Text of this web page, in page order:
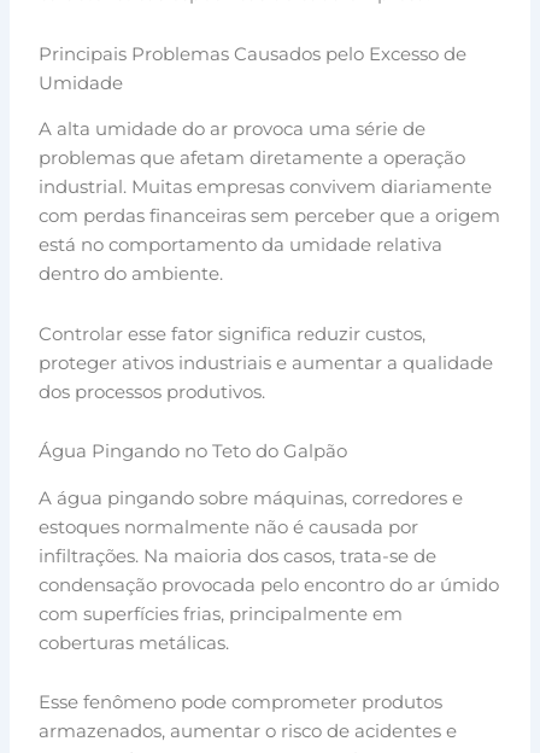
Principais Problemas Causados pelo Excesso de
Umidade
A alta umidade do ar provoca uma série de
problemas que afetam diretamente a operação
industrial. Muitas empresas convivem diariamente
com perdas financeiras sem perceber que a origem
está no comportamento da umidade relativa
dentro do ambiente.
Controlar esse fator significa reduzir custos,
proteger ativos industriais e aumentar a qualidade
dos processos produtivos.
Água Pingando no Teto do Galpão
A água pingando sobre máquinas, corredores e
estoques normalmente não é causada por
infiltrações. Na maioria dos casos, trata-se de
condensação provocada pelo encontro do ar úmido
com superfícies frias, principalmente em
coberturas metálicas.
Esse fenômeno pode comprometer produtos
armazenados, aumentar o risco de acidentes e